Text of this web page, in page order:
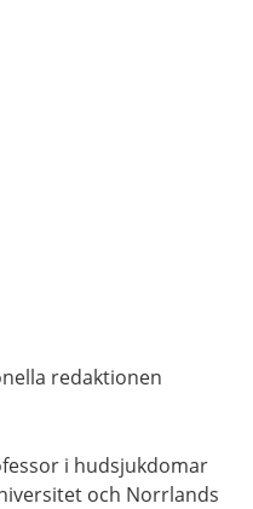
redaktionen
i hudsjukdomar
och Norrlands